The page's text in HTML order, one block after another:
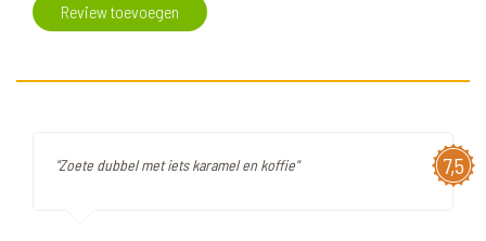
Review toevoegen
7,5
"Zoete dubbel met iets karamel en koffie"